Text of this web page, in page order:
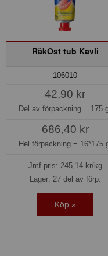
RäkOst tub Kavli
106010
42,90 kr
Del av förpackning = 175
686,40 kr
Hel förpackning = 16*175
Jmf.pris: 245,14kr/kg
Lager: 27 del av förp.
Köp »